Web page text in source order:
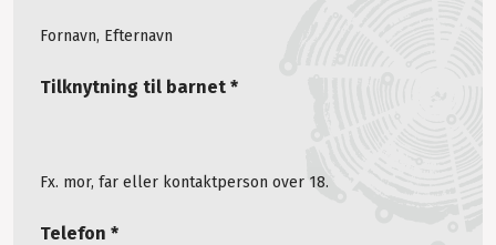
Fornavn, Efternavn
Tilknytning til barnet *
Fx. mor, far eller kontaktperson over 18.
Telefon *